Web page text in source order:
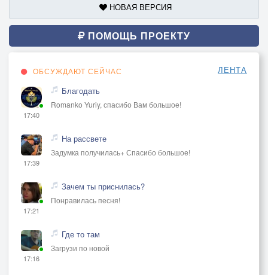
НОВАЯ ВЕРСИЯ
ПОМОЩЬ ПРОЕКТУ
ОБСУЖДАЮТ СЕЙЧАС ЛЕНТА
17:40
Благодать
Romanko Yuriy, спасибо Вам большое!
17:39
На рассвете
Задумка получилась+ Спасибо большое!
17:21
Зачем ты приснилась?
Понравилась песня!
17:16
Где то там
Загрузи по новой